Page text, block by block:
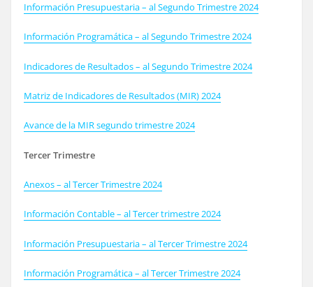
Información Presupuestaria – al Segundo Trimestre 2024
Información Programática – al Segundo Trimestre 2024
Indicadores de Resultados – al Segundo Trimestre 2024
Matriz de Indicadores de Resultados (MIR) 2024
Avance de la MIR segundo trimestre 2024
Tercer Trimestre
Anexos – al Tercer Trimestre 2024
Información Contable – al Tercer trimestre 2024
Información Presupuestaria – al Tercer Trimestre 2024
Información Programática – al Tercer Trimestre 2024